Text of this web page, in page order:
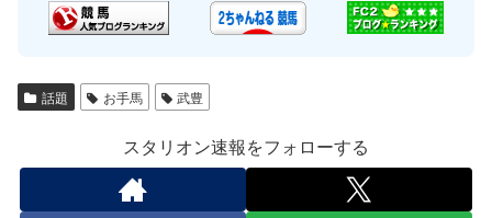
話題 お手馬 武豊
スタリオン速報をフォローする